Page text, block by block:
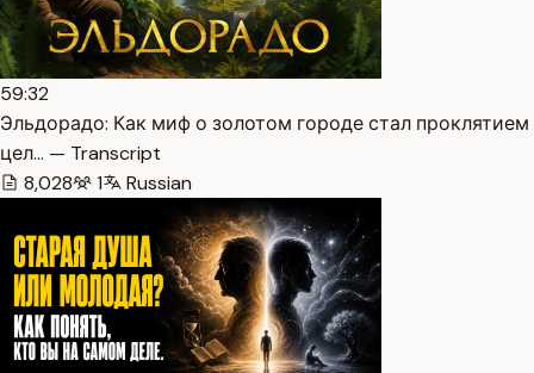
59:32
Эльдорадо: Как миф о золотом городе стал проклятием
цел… — Transcript
8,028
1 Russian